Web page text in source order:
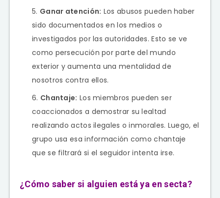
Ganar atención: Los abusos pueden haber
sido documentados en los medios o
investigados por las autoridades. Esto se ve
como persecución por parte del mundo
exterior y aumenta una mentalidad de
nosotros contra ellos.
Chantaje: Los miembros pueden ser
coaccionados a demostrar su lealtad
realizando actos ilegales o inmorales. Luego, el
grupo usa esa información como chantaje
que se filtrará si el seguidor intenta irse.
¿Cómo saber si alguien está ya en secta?